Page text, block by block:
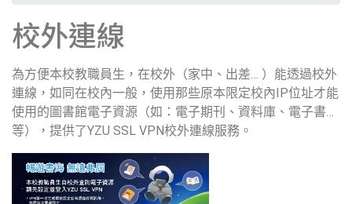
校外連線
為方便本校教職員生，在校外（家中、出差… ）能透過校外
連線，如同在校內一般，使用那些原本限定校內IP位址才能
使用的圖書館電子資源（如：電子期刊、資料庫、電子書…
等），提供了YZU SSL VPN校外連線服務。